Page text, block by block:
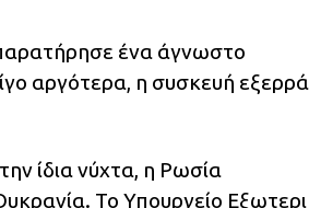
ένα άγνωστο
αργότερα, η συσκευή
ίδια νύχτα, η Ρωσία
Το Υπουργείο